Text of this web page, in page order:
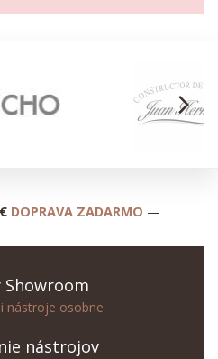
arrow_forward_ios
DOPRAVA ZADARMO —
Showroom
nástroje osobne
nástrojov